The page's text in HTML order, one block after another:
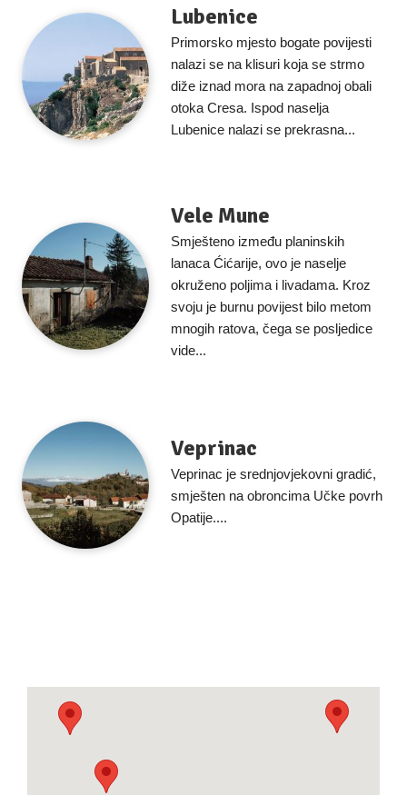
Lubenice
Primorsko mjesto bogate povijesti
nalazi se na klisuri koja se strmo
diže iznad mora na zapadnoj obali
otoka Cresa. Ispod naselja
Lubenice nalazi se prekrasna...
Vele Mune
Smješteno između planinskih
lanaca Ćićarije, ovo je naselje
okruženo poljima i livadama. Kroz
svoju je burnu povijest bilo metom
mnogih ratova, čega se posljedice
vide...
Veprinac
Veprinac je srednjovjekovni gradić,
smješten na obroncima Učke povrh
Opatije....